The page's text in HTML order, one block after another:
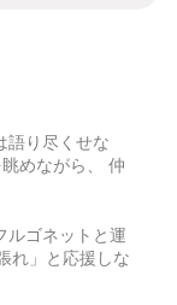
語り尽くせな
めながら、 仲
ルゴネットと運
れ」と応援しな